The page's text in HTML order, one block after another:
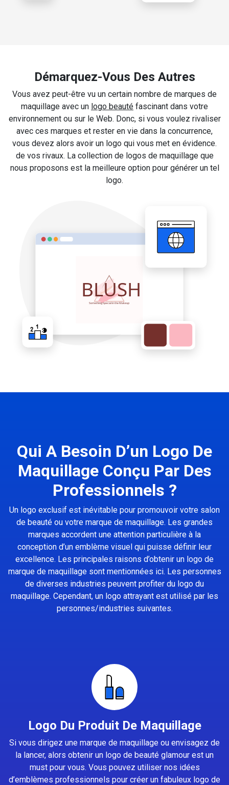
Démarquez-Vous Des Autres
Vous avez peut-être vu un certain nombre de marques de
maquillage avec un logo beauté fascinant dans votre
environnement ou sur le Web. Donc, si vous voulez rivaliser
avec ces marques et rester en vie dans la concurrence,
vous devez alors avoir un logo qui vous met en évidence.
de vos rivaux. La collection de logos de maquillage que
nous proposons est la meilleure option pour générer un tel
logo.
Qui A Besoin D’un Logo De
Maquillage Conçu Par Des
Professionnels ?
Un logo exclusif est inévitable pour promouvoir votre salon
de beauté ou votre marque de maquillage. Les grandes
marques accordent une attention particulière à la
conception d’un emblème visuel qui puisse définir leur
excellence. Les principales raisons d’obtenir un logo de
marque de maquillage sont mentionnées ici. Les personnes
de diverses industries peuvent profiter du logo du
maquillage. Cependant, un logo attrayant est utilisé par les
personnes/industries suivantes.
Logo Du Produit De Maquillage
Si vous dirigez une marque de maquillage ou envisagez de
la lancer, alors obtenir un logo de beauté glamour est un
must pour vous. Vous pouvez utiliser nos idées
d’emblèmes professionnels pour créer un fabuleux logo de